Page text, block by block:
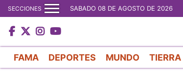
SECCIONES SABADO 08 DE AGOSTO DE 2026
FAMA DEPORTES MUNDO